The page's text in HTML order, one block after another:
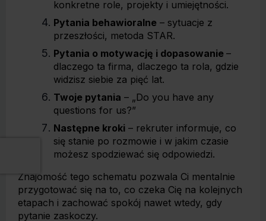
konkretne role, projekty i umiejętności.
Pytania behawioralne – sytuacje z
przeszłości, metoda STAR.
Pytania o motywację i dopasowanie –
dlaczego ta firma, dlaczego ta rola, gdzie
widzisz siebie za pięć lat.
Twoje pytania – „Do you have any
questions for us?”
Następne kroki – rekruter informuje, co
się stanie po rozmowie i w jakim czasie
możesz spodziewać się odpowiedzi.
Znajomość tego schematu pozwala Ci mentalnie
przygotować się na to, co czeka Cię na kolejnych
etapach i zachować spokój nawet wtedy, gdy
pytanie zaskoczy.